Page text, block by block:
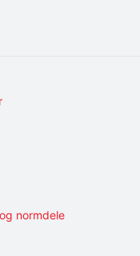
normdele